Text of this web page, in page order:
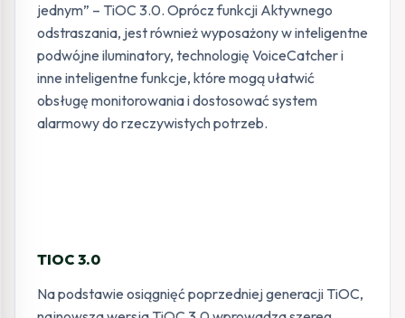
jednym” – TiOC 3.0. Oprócz funkcji Aktywnego
odstraszania, jest również wyposażony w inteligentne
podwójne iluminatory, technologię VoiceCatcher i
inne inteligentne funkcje, które mogą ułatwić
obsługę monitorowania i dostosować system
alarmowy do rzeczywistych potrzeb.
TIOC 3.0
Na podstawie osiągnięć poprzedniej generacji TiOC,